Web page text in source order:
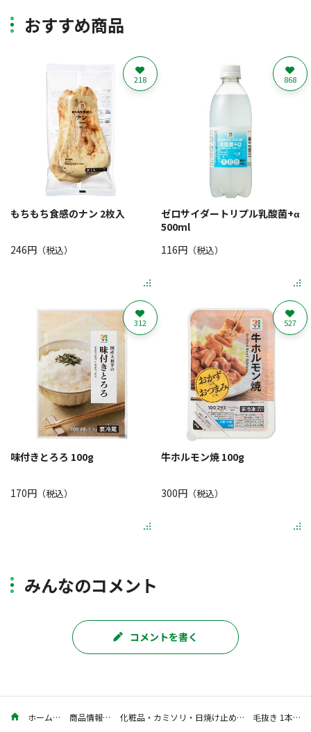
おすすめ商品
もちもち食感のナン 2枚入
246円 （税込）
218
ゼロサイダートリプル乳酸菌+α
500ml
116円（税込）
868
味付きとろろ 100g
170円 （税込）
312
牛ホルモン焼 100g
300円（税込）
527
みんなのコメント
コメントを書く
ホーム 商品情報 化粧品・カミソリ・日焼け止め 毛抜き 1本入